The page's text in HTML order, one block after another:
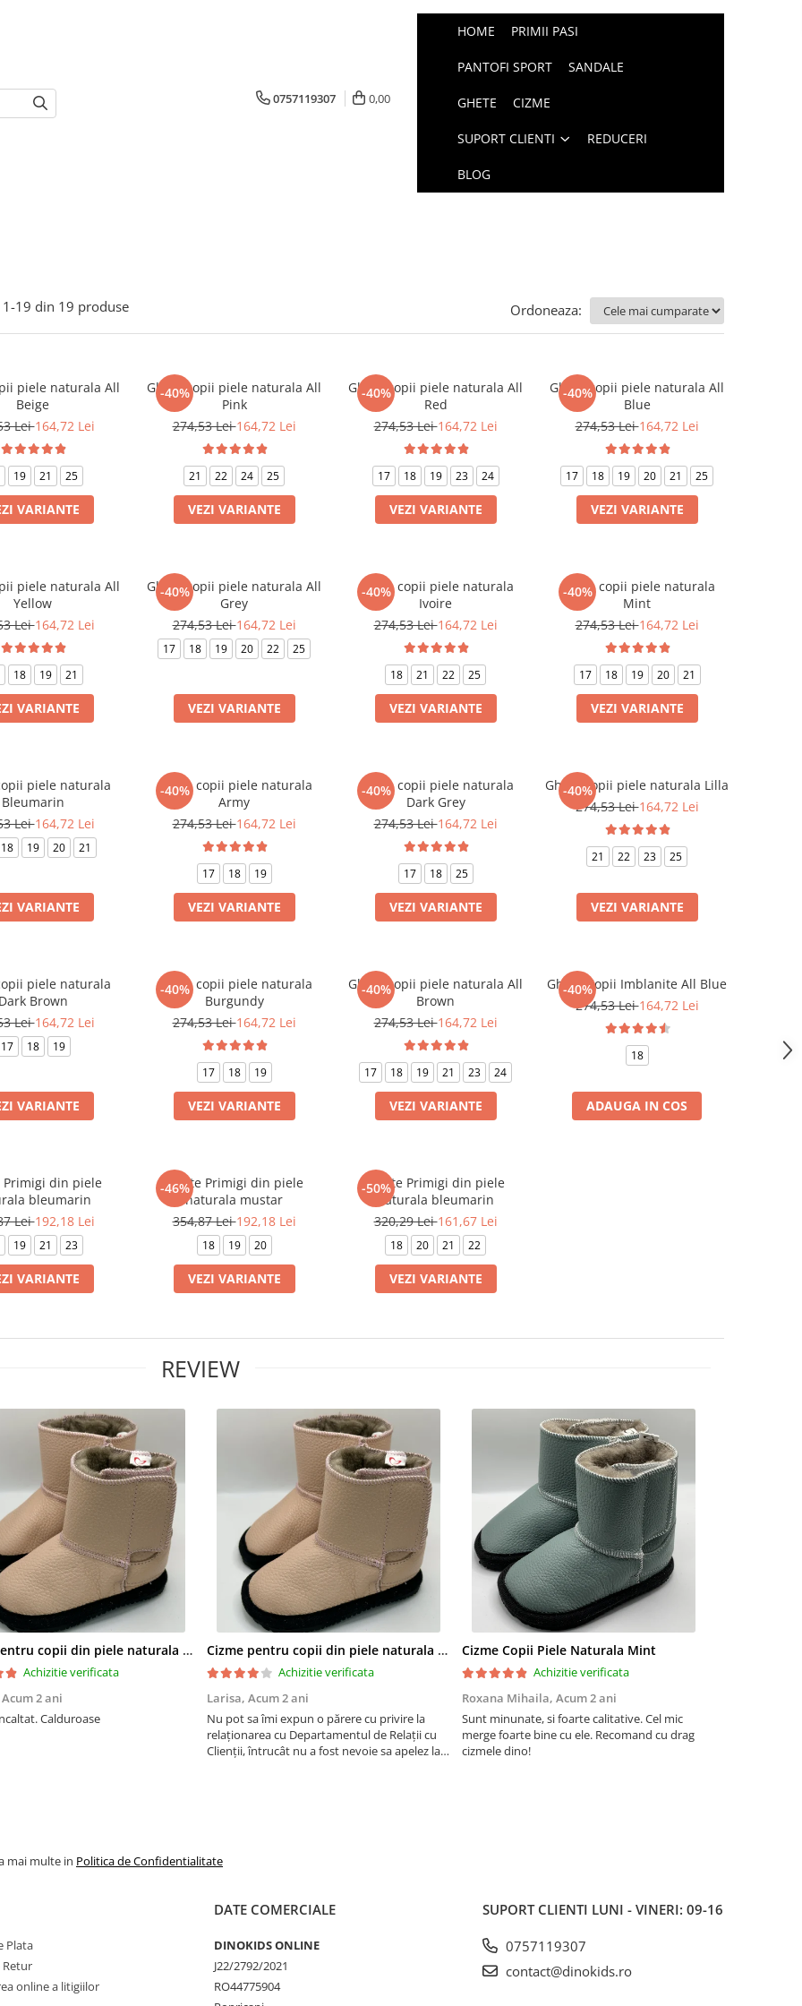
0757119307 0,00
HOME PRIMII PASI
PANTOFI SPORT SANDALE
GHETE CIZME
SUPORT CLIENTI REDUCERI
BLOG
1-19 din 19 produse Ordoneaza:
piele naturala All
Beige
Lei164,72 Lei
19 21 25
VARIANTE
-40%
Ghete copii piele naturala All
Pink
274,53 Lei164,72 Lei
21 22 24 25
VEZI VARIANTE
-40%
Ghete copii piele naturala All
Red
274,53 Lei164,72 Lei
17 18 19 23 24
VEZI VARIANTE
-40%
Ghete copii piele naturala All
Blue
274,53 Lei164,72 Lei
17 18 19 20 21 25
VEZI VARIANTE
piele naturala All
Yellow
Lei164,72 Lei
18 19 21
VARIANTE
-40%
Ghete copii piele naturala All
Grey
274,53 Lei164,72 Lei
17 18 19 20 22 25
VEZI VARIANTE
-40%
Ghete copii piele naturala
Ivoire
274,53 Lei164,72 Lei
18 21 22 25
VEZI VARIANTE
-40%
Ghete copii piele naturala
Mint
274,53 Lei164,72 Lei
17 18 19 20 21
VEZI VARIANTE
piele naturala
Bleumarin
Lei164,72 Lei
18 19 20 21
VARIANTE
-40%
Ghete copii piele naturala
Army
274,53 Lei164,72 Lei
17 18 19
VEZI VARIANTE
-40%
Ghete copii piele naturala
Dark Grey
274,53 Lei164,72 Lei
17 18 25
VEZI VARIANTE
-40%
Ghete copii piele naturala Lilla
274,53 Lei164,72 Lei
21 22 23 25
VEZI VARIANTE
piele naturala
Dark Brown
Lei164,72 Lei
17 18 19
VARIANTE
-40%
Ghete copii piele naturala
Burgundy
274,53 Lei164,72 Lei
17 18 19
VEZI VARIANTE
-40%
Ghete copii piele naturala All
Brown
274,53 Lei164,72 Lei
17 18 19 21 23 24
VEZI VARIANTE
-40%
Ghete Copii Imblanite All Blue
274,53 Lei164,72 Lei
18
ADAUGA IN COS
Primigi din piele
bleumarin
Lei192,18 Lei
19 21 23
VARIANTE
-46%
Ghete Primigi din piele
naturala mustar
354,87 Lei192,18 Lei
18 19 20
VEZI VARIANTE
-50%
Ghete Primigi din piele
naturala bleumarin
320,29 Lei161,67 Lei
18 20 21 22
VEZI VARIANTE
REVIEW
Cizme pentru copii din piele naturala All Pink
Achizitie verificata
Acum 2 ani
Calduroase
Cizme pentru copii din piele naturala All Pink
Achizitie verificata
Larisa, Acum 2 ani
Nu pot sa îmi expun o părere cu privire la
relaționarea cu Departamentul de Relații cu
Clienții, întrucât nu a fost nevoie sa apelez la
Cizme Copii Piele Naturala Mint
Achizitie verificata
Roxana Mihaila, Acum 2 ani
Sunt minunate, si foarte calitative. Cel mic
merge foarte bine cu ele. Recomand cu drag
cizmele dino!
mai multe in Politica de Confidentialitate
Plata
Retur
online a litigiilor
DATE COMERCIALE
DINOKIDS ONLINE
J22/2792/2021
RO44775904
SUPORT CLIENTI LUNI - VINERI: 09-16
0757119307
contact@dinokids.ro